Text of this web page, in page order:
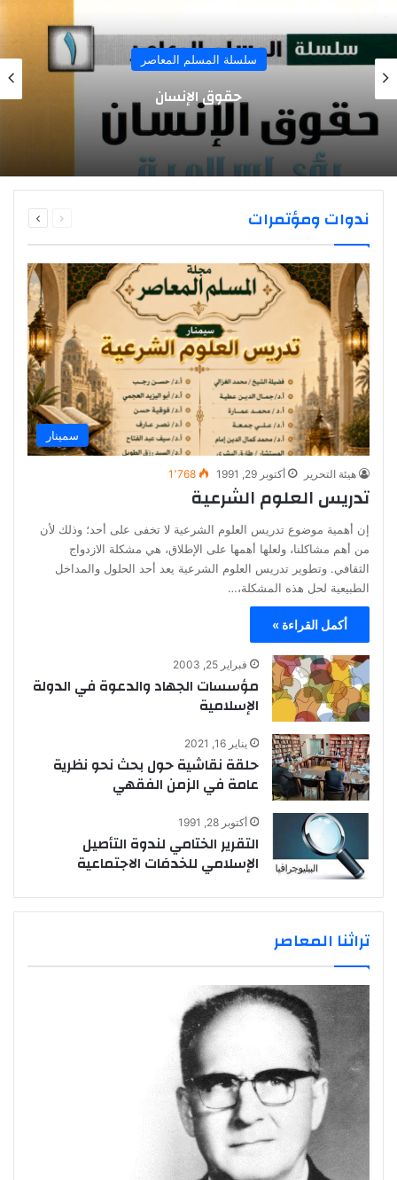
سلسلة المسلم المعاصر
حقوق الإنسان
ندوات ومؤتمرات
الصفحة
سمينار
هيئة التحرير أكتوبر 29, 1991 1٬768
تدريس العلوم الشرعية
إن أهمية موضوع تدريس العلوم الشرعية لا تخفى على أحد؛ وذلك لأن
من أهم مشاكلنا، ولعلها أهمها على الإطلاق، هي مشكلة الازدواج
الثقافي. وتطوير تدريس العلوم الشرعية يعد أحد الحلول والمداخل
الطبيعية لحل هذه المشكلة،…
أكمل القراءة »
فبراير 25, 2003
مؤسسات الجهاد والدعوة في الدولة
الإسلامية
يناير 16, 2021
حلقة نقاشية حول بحث نحو نظرية
عامة في الزمن الفقهي
أكتوبر 28, 1991
التقرير الختامي لندوة التأصيل
الإسلامي للخدمَات الاجتماعية
تراثنا المعاصر